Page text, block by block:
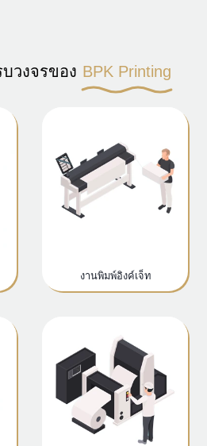
วงจรของ BPK Printing
งานพิมพ์อิงค์เจ็ท